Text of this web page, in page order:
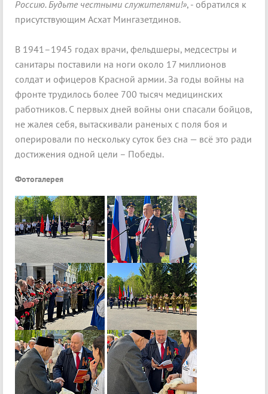
Россию. Будьте честными служителями!», - обратился к
присутствующим Асхат Мингазетдинов.
В 1941–1945 годах врачи, фельдшеры, медсестры и
санитары поставили на ноги около 17 миллионов
солдат и офицеров Красной армии. За годы войны на
фронте трудилось более 700 тысяч медицинских
работников. С первых дней войны они спасали бойцов,
не жалея себя, вытаскивали раненых с поля боя и
оперировали по нескольку суток без сна — всё это ради
достижения одной цели – Победы.
Фотогалерея